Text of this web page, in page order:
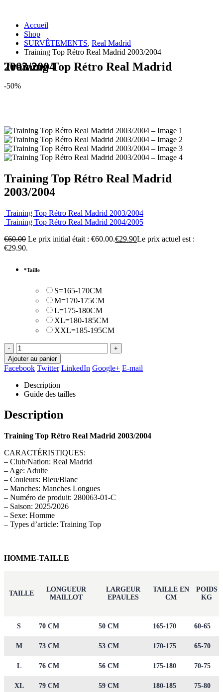
Accueil
Shop
SURVÊTEMENTS, Real Madrid
Training Top Rétro Real Madrid 2003/2004
Training Top Rétro Real Madrid 2003/2004
-50%
Training Top Rétro Real Madrid
2003/2004
Training Top Rétro Real Madrid 2003/2004
Training Top Rétro Real Madrid 2004/2005
€60.00 Le prix initial était : €60.00.€29.90Le prix actuel est :
€29.90.
*Taille
S=165-170CM
M=170-175CM
L=175-180CM
XL=180-185CM
XXL=185-195CM
-
+
Ajouter au panier
Facebook Twitter LinkedIn Google+ E-mail
Description
Guide des tailles
Description
Training Top Rétro Real Madrid 2003/2004
CARACTÉRISTIQUES:
– Club/Nation: Real Madrid
– Age: Adulte
– Couleurs: Bleu/Blanc
– Manches: Manches Longues
– Numéro de produit: 280063-01-C
– Saison: 2025/2026
– Sexe: Homme
– Types d’article: Training Top
HOMME-TAILLE
TAILLE
LONGUEUR
MAILLOT
LARGEUR
EPAULES
TAILLE EN
CM
POIDS
KG
S 70 CM 50 CM 165-170 60-65
M 73 CM 53 CM 170-175 65-70
L 76 CM 56 CM 175-180 70-75
XL 79 CM 59 CM 180-185 75-80